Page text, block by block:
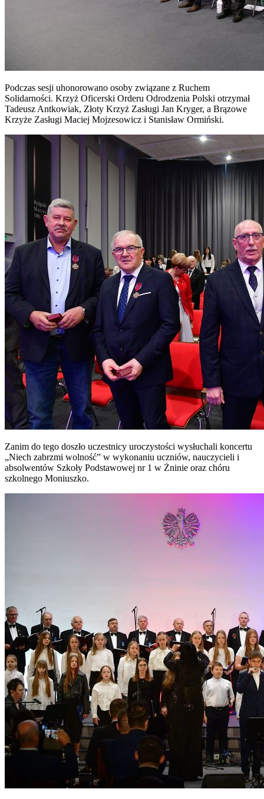
Podczas sesji uhonorowano osoby związane z Ruchem
Solidarności. Krzyż Oficerski Orderu Odrodzenia Polski otrzymał
Tadeusz Antkowiak, Złoty Krzyż Zasługi Jan Kryger, a Brązowe
Krzyże Zasługi Maciej Mojzesowicz i Stanisław Ormiński.
Zanim do tego doszło uczestnicy uroczystości wysłuchali koncertu
„Niech zabrzmi wolność” w wykonaniu uczniów, nauczycieli i
absolwentów Szkoły Podstawowej nr 1 w Żninie oraz chóru
szkolnego Moniuszko.